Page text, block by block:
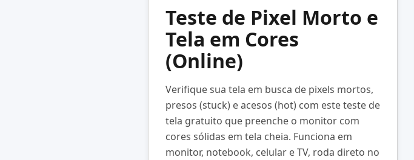
Teste de Pixel Morto e
Tela em Cores
(Online)
Verifique sua tela em busca de pixels mortos,
presos (stuck) e acesos (hot) com este teste de
tela gratuito que preenche o monitor com
cores sólidas em tela cheia. Funciona em
monitor, notebook, celular e TV, roda direto no